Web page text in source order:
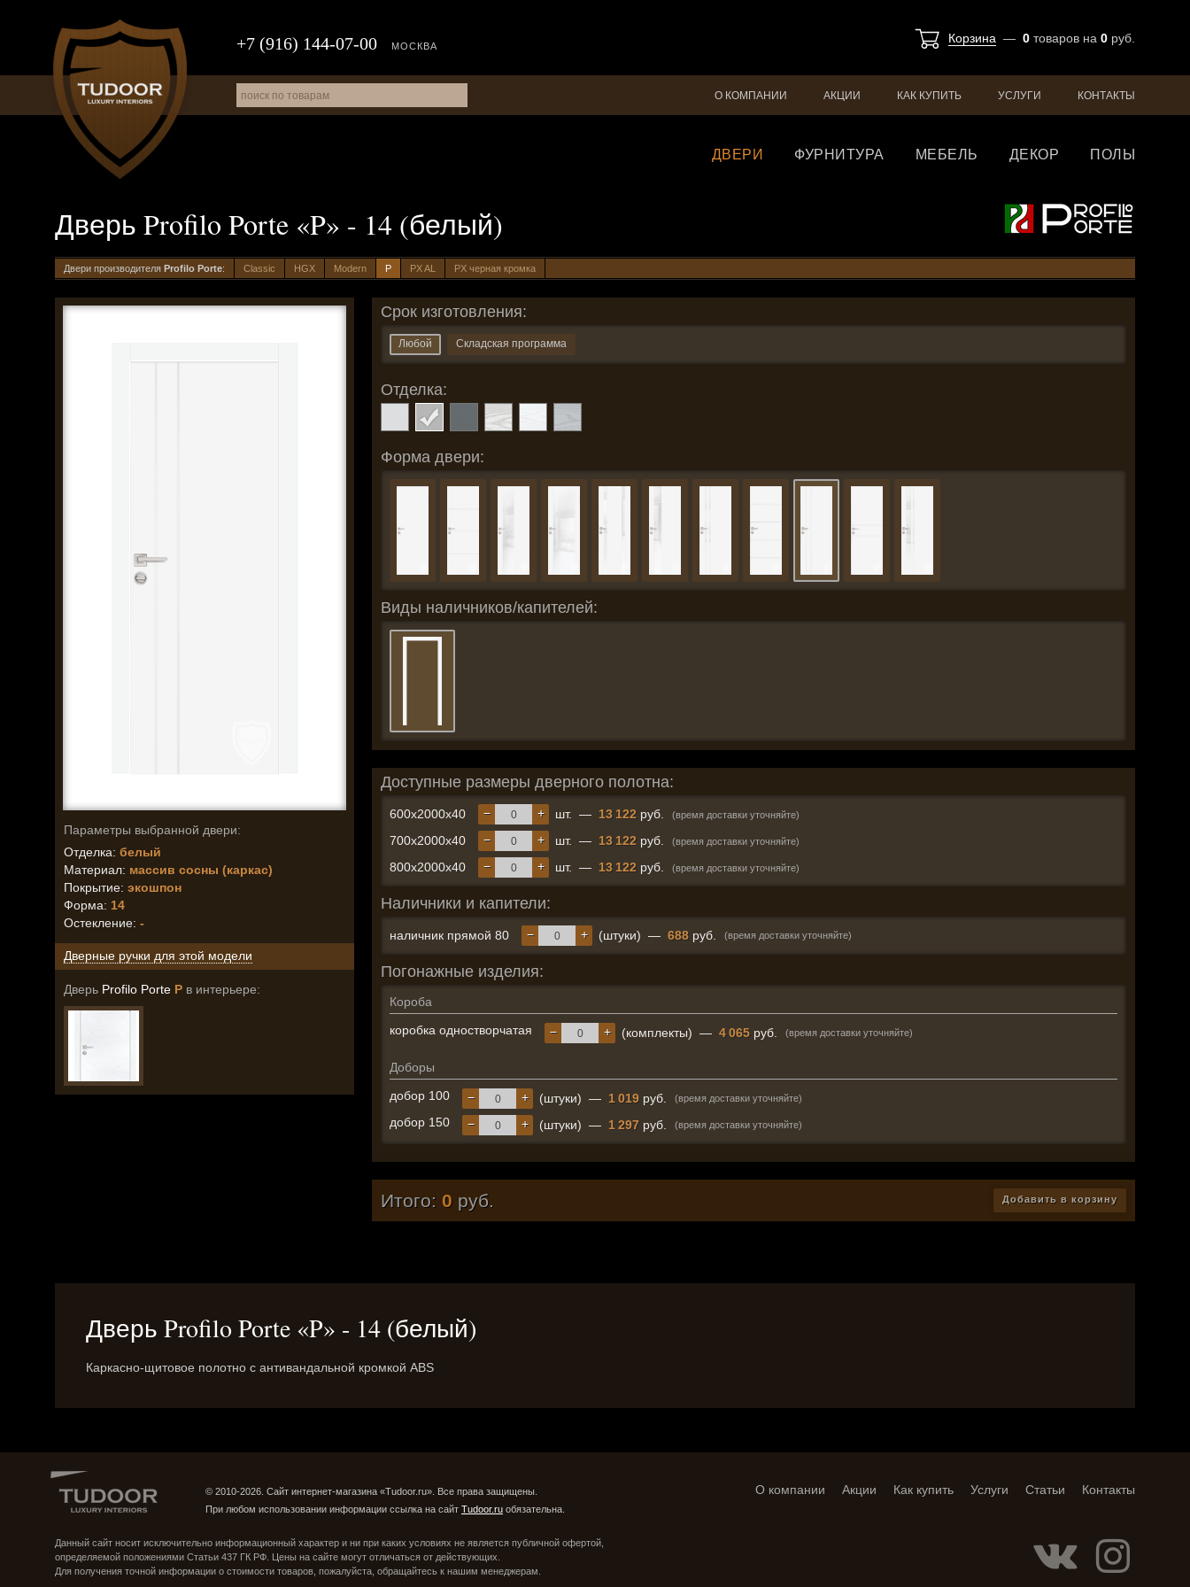
Корзина — 0 товаров на 0 руб.
+7 (916) 144-07-00 МОСКВА
О КОМПАНИИ АКЦИИ КАК КУПИТЬ УСЛУГИ КОНТАКТЫ
ДВЕРИ ФУРНИТУРА МЕБЕЛЬ ДЕКОР ПОЛЫ
Дверь Profilo Porte «P» - 14 (белый)
Двери производителя Profilo Porte: Classic HGX Modern P PX AL PX черная кромка
Параметры выбранной двери:
Отделка: белый
Материал: массив сосны (каркас)
Покрытие: экошпон
Форма: 14
Остекление: -
Дверные ручки для этой модели
Дверь Profilo Porte P в интерьере:
Срок изготовления:
Любой Складская программа
Отделка:
Форма двери:
Виды наличников/капителей:
Доступные размеры дверного полотна:
600x2000x40 +
− шт. — 13 122 руб. (время доставки уточняйте)
700x2000x40 +
− шт. — 13 122 руб. (время доставки уточняйте)
800x2000x40 +
− шт. — 13 122 руб. (время доставки уточняйте)
Наличники и капители:
наличник прямой 80 +
− (штуки) — 688 руб. (время доставки уточняйте)
Погонажные изделия:
Короба
коробка одностворчатая
+
− (комплекты) — 4 065 руб. (время доставки уточняйте)
Доборы
добор 100
+
− (штуки) — 1 019 руб. (время доставки уточняйте)
добор 150 +
− (штуки) — 1 297 руб. (время доставки уточняйте)
Итого: 0 руб. Добавить в корзину
Дверь Profilo Porte «P» - 14 (белый)
Каркасно-щитовое полотно c антивандальной кромкой ABS
О компании Акции Как купить Услуги Статьи Контакты
© 2010-2026. Сайт интернет-магазина «Tudoor.ru». Все права защищены.
При любом использовании информации ссылка на сайт Tudoor.ru обязательна.
Данный сайт носит исключительно информационный характер и ни при каких условиях не является публичной офертой,
определяемой положениями Статьи 437 ГК РФ. Цены на сайте могут отличаться от действующих.
Для получения точной информации о стоимости товаров, пожалуйста, обращайтесь к нашим менеджерам.
Группа ВКонтактеСтраница в Instagram